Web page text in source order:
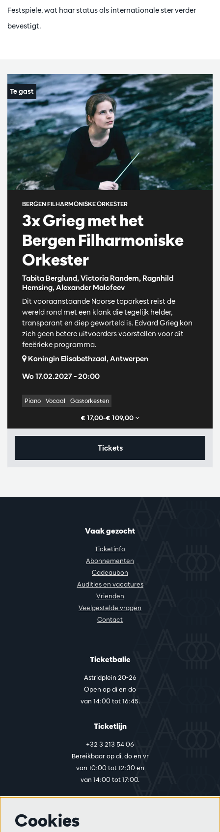
Festspiele, wat haar status als internationale ster verder
bevestigt.
3x Grieg met het
Bergen Filharmoniske
Orkester
Tabita Berglund, Victoria Randem, Ragnhild
Hemsing, Alexander Malofeev
BERGEN FILHARMONISKE ORKESTER
Wo 17.02.2027– 20:00
Dit vooraanstaande Noorse toporkest reist de
wereld rond met een klank die tegelijk helder,
transparant en diep geworteld is. Edvard Grieg kon
zich geen betere uitvoerders voorstellen voor dit
feeërieke programma.
Koningin Elisabethzaal, Antwerpen
Piano Vocaal Gastorkesten
€ 17,00–€ 109,00
Tickets
Vaak gezocht
Ticketinfo
Abonnementen
Cadeaubon
Audities en vacatures
Vrienden
Veelgestelde vragen
Contact
Ticketbalie
Astridplein 20-26
Open op di en do
van 14:00 tot 16:45.
Ticketlijn
+32 3 213 54 06
Bereikbaar op di, do en vr
van 10:00 tot 12:30 en
van 14:00 tot 17:00.
Cookies